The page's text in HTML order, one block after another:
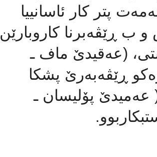
پتر کار ئاسانییا
ب ڕێڤەبرنا کاروبارێن
(عەقیدێ ماف ـ
ڕێڤەبەرێ پشكا
پۆلیسان ـ